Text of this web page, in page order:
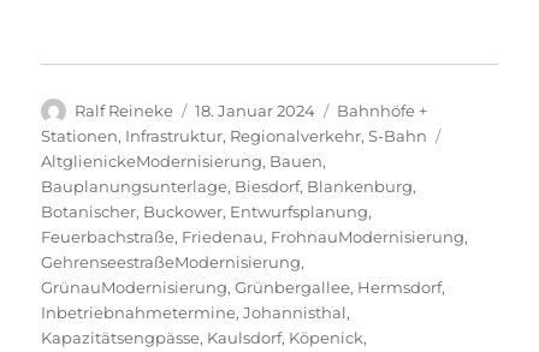
Autor
Ralf Reineke
Veröffentlicht
am
18. Januar 2024 Kategorien
Bahnhöfe +
Stationen, Infrastruktur, Regionalverkehr,S-Bahn
AltglienickeModernisierung, Bauen,
Bauplanungsunterlage, Biesdorf, Blankenburg,
Botanischer, Buckower, Entwurfsplanung,
Feuerbachstraße, Friedenau, FrohnauModernisierung,
GehrenseestraßeModernisierung,
GrünauModernisierung,Grünbergallee, Hermsdorf,
Inbetriebnahmetermine,Johannisthal,
Kapazitätsengpässe, Kaulsdorf, Köpenick,